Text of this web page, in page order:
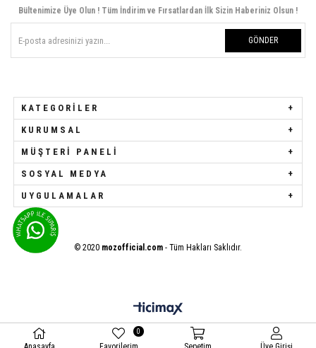
Bültenimize Üye Olun ! Tüm İndirim ve Fırsatlardan İlk Sizin Haberiniz Olsun !
GÖNDER
KATEGORILER
KURUMSAL
MÜŞTERI PANELI
SOSYAL MEDYA
UYGULAMALAR
© 2020 mozofficial.com - Tüm Hakları Saklıdır.
0